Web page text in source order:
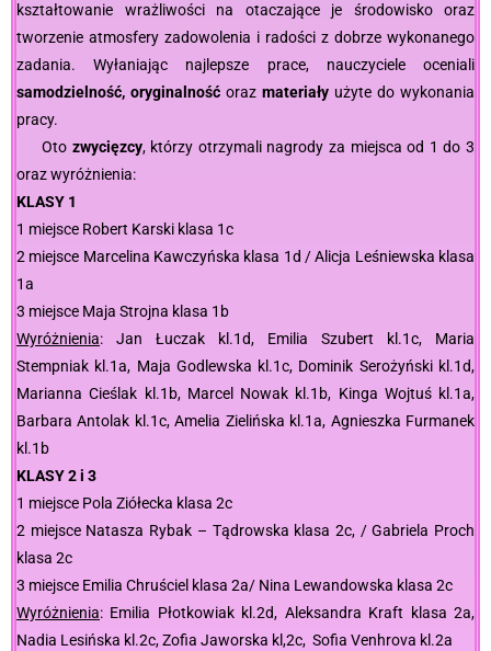
kształtowanie wrażliwości na otaczające je środowisko oraz
tworzenie atmosfery zadowolenia i radości z dobrze wykonanego
zadania. Wyłaniając najlepsze prace, nauczyciele oceniali
samodzielność, oryginalność oraz materiały użyte do wykonania
pracy.
Oto zwycięzcy, którzy otrzymali nagrody za miejsca od 1 do 3
oraz wyróżnienia:
KLASY 1
1 miejsce Robert Karski klasa 1c
2 miejsce Marcelina Kawczyńska klasa 1d / Alicja Leśniewska klasa
1a
3 miejsce Maja Strojna klasa 1b
Wyróżnienia: Jan Łuczak kl.1d, Emilia Szubert kl.1c, Maria
Stempniak kl.1a, Maja Godlewska kl.1c, Dominik Serożyński kl.1d,
Marianna Cieślak kl.1b, Marcel Nowak kl.1b, Kinga Wojtuś kl.1a,
Barbara Antolak kl.1c, Amelia Zielińska kl.1a, Agnieszka Furmanek
kl.1b
KLASY 2 i 3
1 miejsce Pola Ziółecka klasa 2c
2 miejsce Natasza Rybak – Tądrowska klasa 2c, / Gabriela Proch
klasa 2c
3 miejsce Emilia Chruściel klasa 2a/ Nina Lewandowska klasa 2c
Wyróżnienia: Emilia Płotkowiak kl.2d, Aleksandra Kraft klasa 2a,
Nadia Lesińska kl.2c, Zofia Jaworska kl,2c, Sofia Venhrova kl.2a